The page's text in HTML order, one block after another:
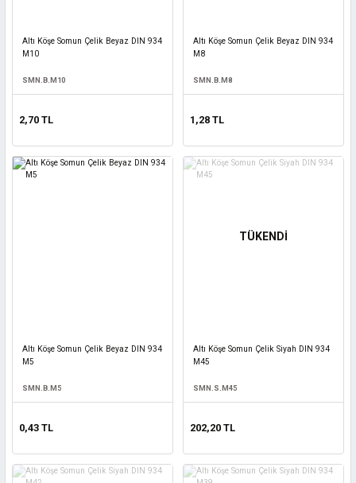
Altı Köşe Somun Çelik Beyaz DIN 934
M10
SMN.B.M10
2,70 TL
Altı Köşe Somun Çelik Beyaz DIN 934
M8
SMN.B.M8
1,28 TL
Altı Köşe Somun Çelik Beyaz DIN 934
M5
SMN.B.M5
0,43 TL
TÜKENDİ
Altı Köşe Somun Çelik Siyah DIN 934
M45
SMN.S.M45
202,20 TL